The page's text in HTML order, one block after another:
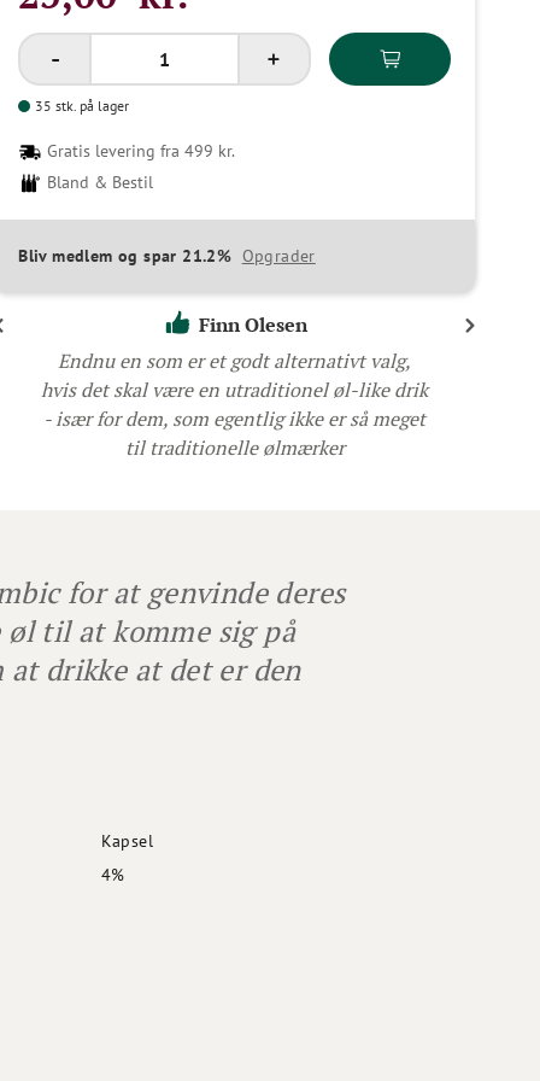
Gratis levering fra 499 kr.
Bland & Bestil
35 stk. på lager
Bliv medlem og spar 21.2% Opgrader
Finn Olesen
Endnu en som er et godt alternativt valg,
hvis det skal være en utraditionel øl-like drik
- især for dem, som egentlig ikke er så meget
til traditionelle ølmærker
for at genvinde deres
øl til at komme sig på
at drikke at det er den
Kapsel
4%